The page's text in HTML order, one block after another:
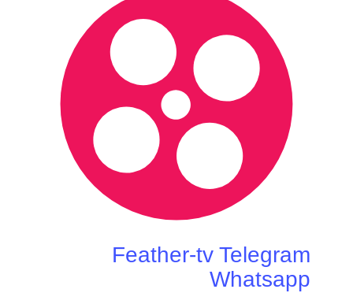
Feather-tv Telegram
Whatsapp